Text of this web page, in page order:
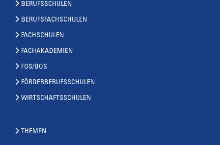
BERUFSSCHULEN
BERUFSFACHSCHULEN
FACHSCHULEN
FACHAKADEMIEN
FOS/BOS
FÖRDERBERUFSSCHULEN
WIRTSCHAFTSSCHULEN
THEMEN